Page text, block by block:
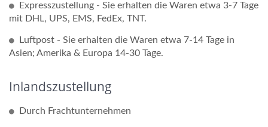
Expresszustellung - Sie erhalten die Waren etwa 3-7 Tage
mit DHL, UPS, EMS, FedEx, TNT.
Luftpost - Sie erhalten die Waren etwa 7-14 Tage in
Asien; Amerika & Europa 14-30 Tage.
Inlandszustellung
Durch Frachtunternehmen